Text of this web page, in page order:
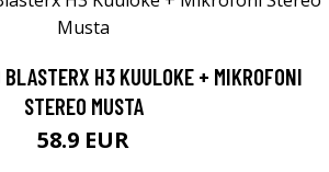
BLASTERX H3 KUULOKE + MIKROFONI
STEREO MUSTA
58.9 EUR